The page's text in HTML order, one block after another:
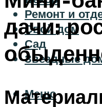
Ремонт и
Свой дом
Сад
Звездные
Меню
дачи: